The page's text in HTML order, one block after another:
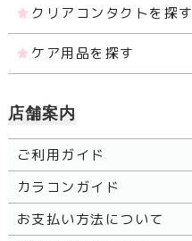
クリアコンタクトを探す
ケア用品を探す
店舗案内
ご利用ガイド
カラコンガイド
お支払い方法について